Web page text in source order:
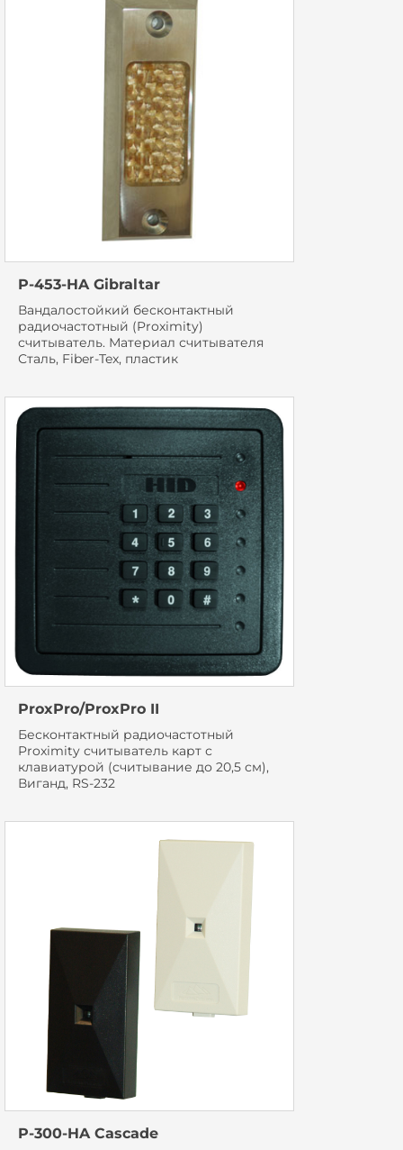
P-453-HA Gibraltar
Вандалостойкий бесконтактный
радиочастотный (Proximity)
считыватель. Материал считывателя
Сталь, Fiber-Tex, пластик
ProxPro/ProxPro II
Бесконтактный радиочастотный
Proximity считыватель карт с
клавиатурой (считывание до 20,5 см),
Виганд, RS-232
P-300-HA Cascade